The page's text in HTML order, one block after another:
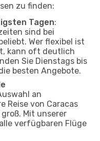
zu finden:
Tagen:
sind bei
Wer flexibel ist
kann oft deutlich
Sie Dienstags bis
besten Angebote.
an
Reise von Caracas
Mit unserer
verfügbaren Flüge